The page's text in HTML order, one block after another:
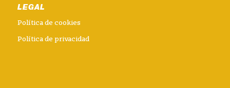
LEGAL
Política de cookies
Política de privacidad